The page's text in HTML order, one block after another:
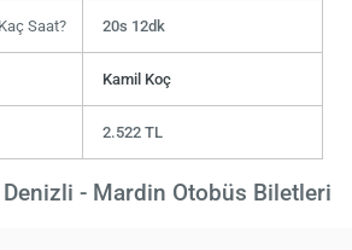
Saat? 20s 12dk
Kamil Koç
2.522 TL
Denizli - Mardin Otobüs Biletleri